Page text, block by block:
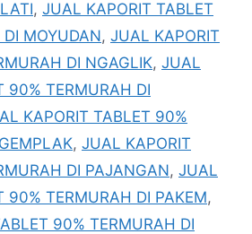
, JUAL KAPORIT TABLET
MOYUDAN, JUAL KAPORIT
DI NGAGLIK, JUAL
90% TERMURAH DI
KAPORIT TABLET 90%
, JUAL KAPORIT
DI PAJANGAN, JUAL
90% TERMURAH DI PAKEM,
90% TERMURAH DI